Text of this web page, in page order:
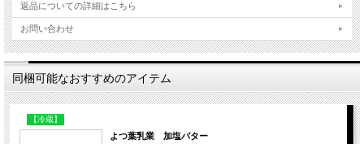
返品についての詳細はこちら
お問い合わせ
同梱可能なおすすめのアイテム
【冷蔵】
よつ葉乳業 加塩バター